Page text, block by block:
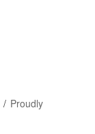
Proudly